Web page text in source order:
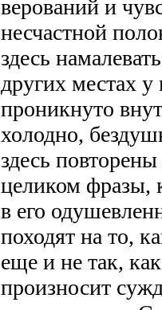
верований и
несчастной
здесь
других местах у
проникнуто
холодно,
здесь
целиком фразы,
в его
походят на то,
еще и не так,
произносит